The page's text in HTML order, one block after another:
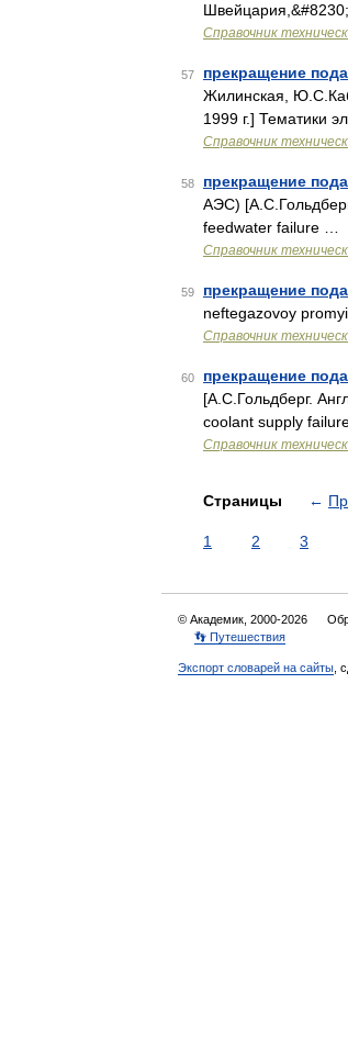
Справочник
57 прекращение
Жилинская,
1999 г.] Тематики
Справочник
58 прекращение
АЭС)
feedwater failure …
Справочник
59 прекращение
neftegazovoy
Справочник
60 прекращение
[А.С.Гольдберг.
coolant supply
Справочник
Страницы ←
1 2 3
© Академик, 2000-2026
👣 Путешествия
Экспорт словарей на сайты ,